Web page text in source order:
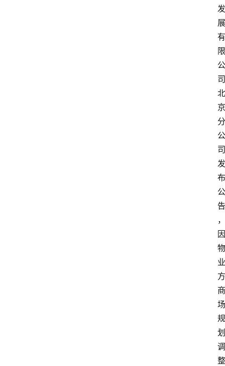
发
展
有
限
公
司
北
京
分
公
司
发
布
公
告
，
因
物
业
方
商
场
规
划
调
整